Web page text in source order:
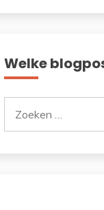
Welke
naar: